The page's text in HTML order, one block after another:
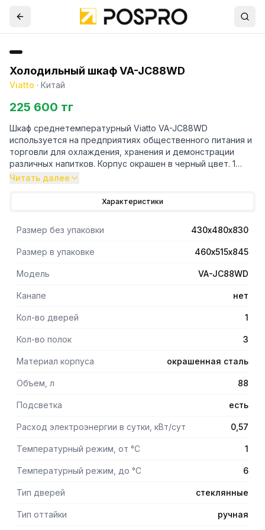
Холодильный шкаф VA-JC88WD
Viatto · Китай
225 600 тг
Шкаф среднетемпературный Viatto VA-JC88WD
используется на предприятиях общественного питания и
торговли для охлаждения, хранения и демонстрации
различных напитков. Корпус окрашен в черный цвет. 1
распашная стеклянная дверца с двойным остеклением и
Вместимость — 27 винных бутылок (750 мл).
Читать далее
Характеристики
Размер без упаковки 430х480х830
Размер в упаковке 460х515х845
Модель VA-JC88WD
Канапе нет
Кол-во дверей 1
Кол-во полок 3
Материал корпуса окрашенная сталь
Объем, л 88
Подсветка есть
Расход электроэнергии в сутки, кВт/сут 0,57
Температурный режим, от °С 1
Температурный режим, до °С 6
Тип дверей стеклянные
Тип оттайки ручная